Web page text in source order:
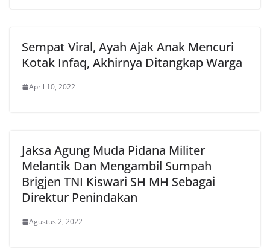
Sempat Viral, Ayah Ajak Anak Mencuri
Kotak Infaq, Akhirnya Ditangkap Warga
April 10, 2022
Jaksa Agung Muda Pidana Militer
Melantik Dan Mengambil Sumpah
Brigjen TNI Kiswari SH MH Sebagai
Direktur Penindakan
Agustus 2, 2022